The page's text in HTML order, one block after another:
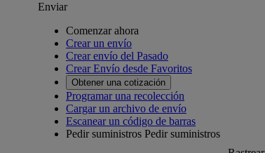
Enviar
Comenzar ahora
Crear un envío
Crear envío del Pasado
Crear Envío desde Favoritos
Obtener una cotización
Programar una recolección
Cargar un archivo de envío
Escanear un código de barras
Pedir suministros Pedir suministros